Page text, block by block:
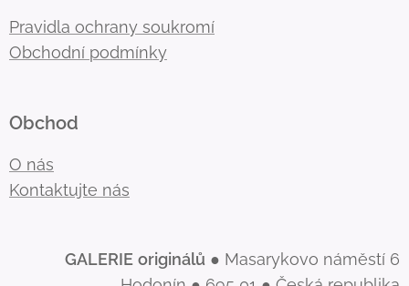
Pravidla ochrany soukromí
Obchodní podmínky
Obchod
O nás
Kontaktujte nás
GALERIE originálů ● Masarykovo náměstí 6